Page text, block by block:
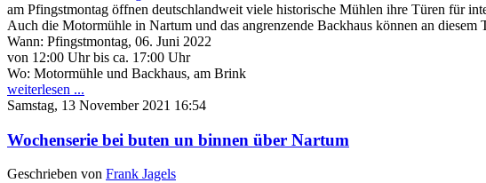
am Pfingstmontag öffnen deutschlandweit viele historische Mühlen ihre Türen für
Auch die Motormühle in Nartum und das angrenzende Backhaus können an diesem
Wann: Pfingstmontag, 06. Juni 2022
von 12:00 Uhr bis ca. 17:00 Uhr
Wo: Motormühle und Backhaus, am Brink
weiterlesen ...
Samstag, 13 November 2021 16:54
Wochenserie bei buten un binnen über Nartum
Geschrieben von Frank Jagels